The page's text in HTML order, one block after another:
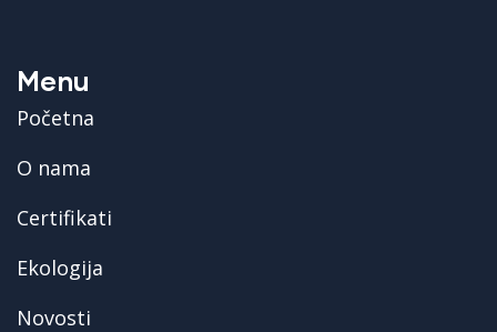
Menu
Početna
O nama
Certifikati
Ekologija
Novosti